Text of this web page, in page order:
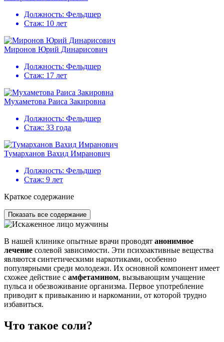
Должность: Фельдшер
Стаж: 10 лет
Миронов Юрий Динарисович
Должность: Фельдшер
Стаж: 17 лет
Мухаметова Раиса Закировна
Должность: Фельдшер
Стаж: 33 года
Тумарханов Вахид Имранович
Должность: Фельдшер
Стаж: 9 лет
Краткое содержание
Показать все содержание
В нашей клинике опытные врачи проводят анонимное
лечение солевой зависимости. Эти психоактивные вещества
являются синтетическими наркотиками, особенно
популярными среди молодежи. Их основной компонент имеет
схожее действие с амфетамином, вызывающим учащение
пульса и обезвоживание организма. Первое употребление
приводит к привыканию и наркомании, от которой трудно
избавиться.
Что такое соли?